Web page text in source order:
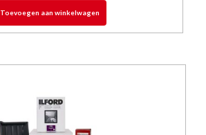
Toevoegen aan winkelwagen